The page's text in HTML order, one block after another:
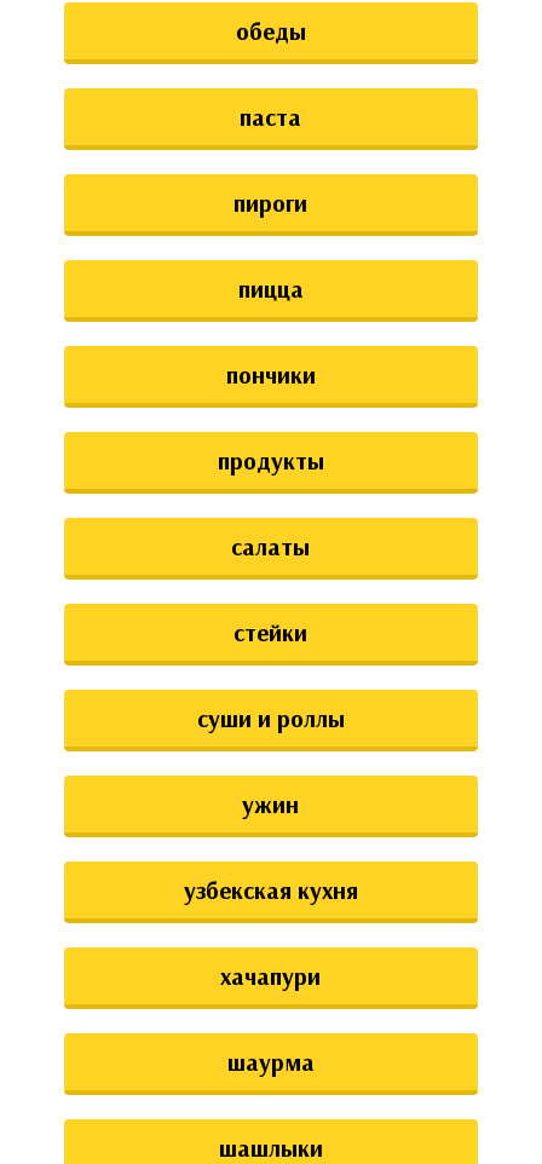
обеды
паста
пироги
пицца
пончики
продукты
салаты
стейки
суши и роллы
ужин
узбекская кухня
хачапури
шаурма
шашлыки